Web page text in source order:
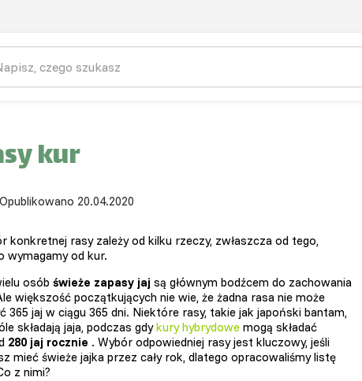
kur
Opublikowano 20.04.2020
konkretnej rasy zależy od kilku rzeczy, zwłaszcza od tego,
wymagamy od kur.
osób świeże zapasy jaj są głównym bodźcem do zachowania
większość początkujących nie wie, że żadna rasa nie może
365 jaj w ciągu 365 dni. Niektóre rasy, takie jak japoński bantam,
składają jaja, podczas gdykury hybrydowemogą składać
280 jaj rocznie . Wybór odpowiedniej rasy jest kluczowy, jeśli
mieć świeże jajka przez cały rok, dlatego opracowaliśmy listę
z nimi?